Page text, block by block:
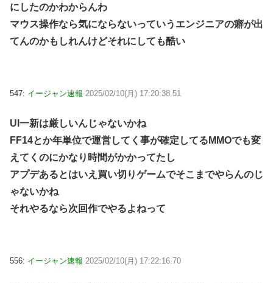
にしたのかわからんわ
マウス操作なら気にならないっていうエンジニアの癖が出
てんのかもしれんけどそれにしても酷い
547: イージャン速報 2025/02/10(月) 17:20:38.51
UI一新は厳しいんじゃないかね
FF14とか年単位で運営してく事が確定してるMMOでも変
えてくのにかなり時間がかかってたし
アプデあるとはいえ買い切りゲームでそこまでやらんのじ
ゃないかね
それやるなら次回作でやるよねって
556: イージャン速報 2025/02/10(月) 17:22:16.70